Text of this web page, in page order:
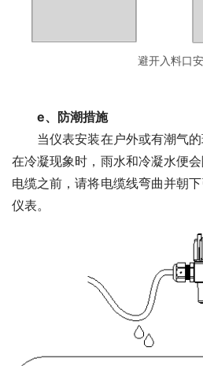
避开入料口
e、防潮措施
当仪表安装在户外或有潮气的
在冷凝现象时，雨水和冷凝水便
电缆之前，请将电缆线弯曲并朝
仪表。